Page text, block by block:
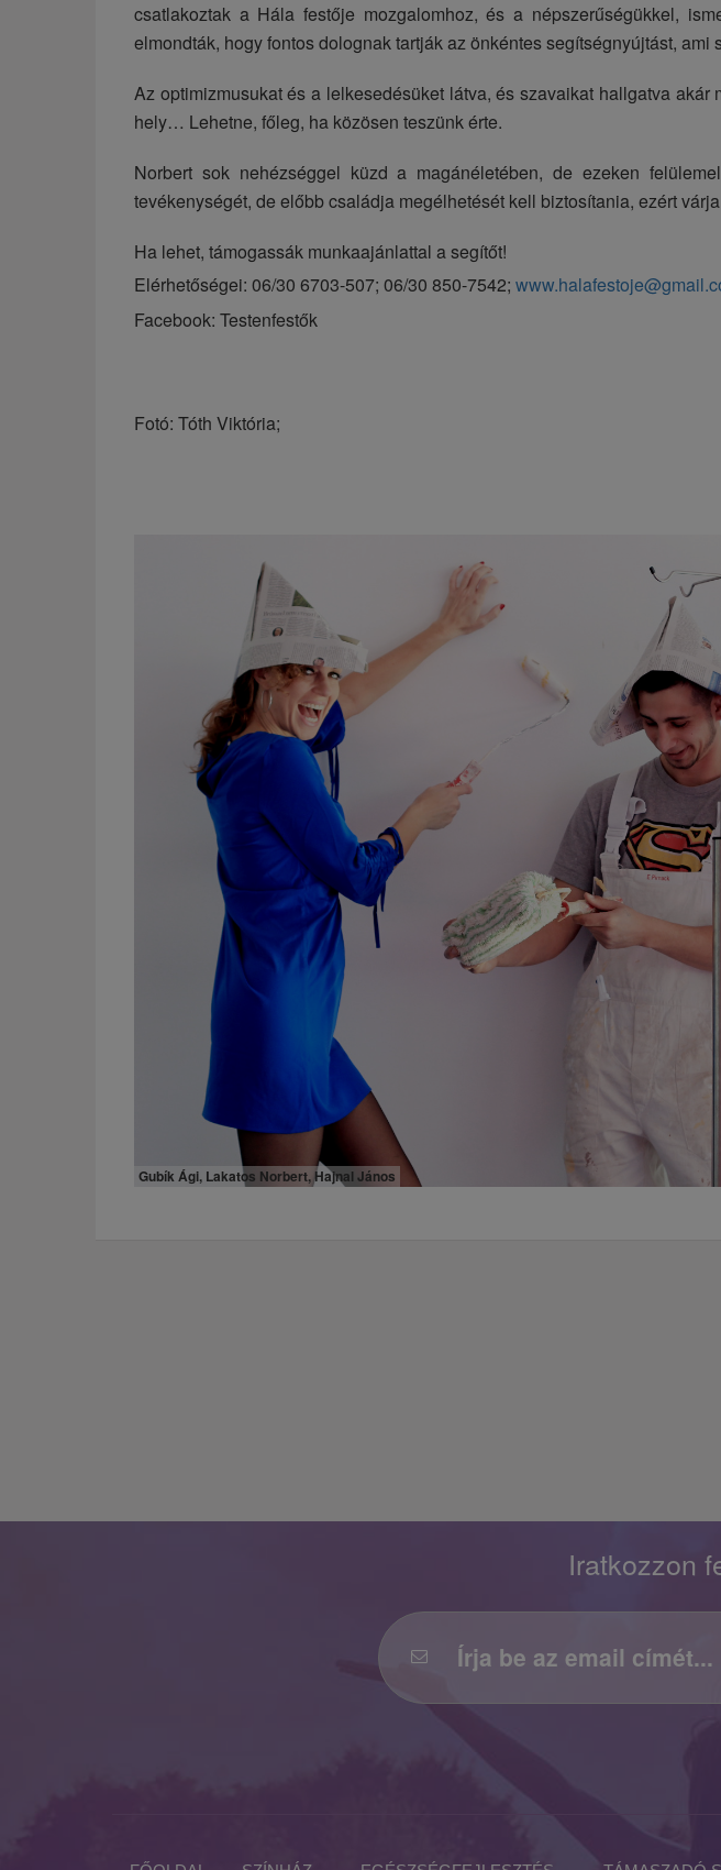
csatlakoztak a Hála festője mozgalomhoz, és a népszerűségükkel,
elmondták, hogy fontos dolognak tartják az önkéntes segítségnyújtást, ami
Az optimizmusukat és a lelkesedésüket látva, és szavaikat hallgatva
hely… Lehetne, főleg, ha közösen teszünk érte.
Norbert sok nehézséggel küzd a magánéletében, de ezeken
tevékenységét, de előbb családja megélhetését kell biztosítania, ezért
Ha lehet, támogassák munkaajánlattal a segítőt!
Elérhetőségei: 06/30 6703-507; 06/30 850-7542;
Facebook: Testenfestők
Fotó: Tóth Viktória;
Gubík Ági, Lakatos Norbert, Hajnal János
Iratkozzon